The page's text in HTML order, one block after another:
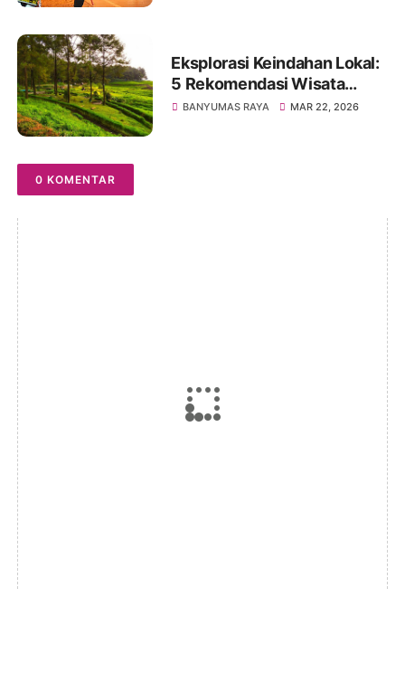
Eksplorasi Keindahan Lokal:
5 Rekomendasi Wisata
Banyumas untuk Libur
BANYUMAS RAYA MAR 22, 2026
0 KOMENTAR